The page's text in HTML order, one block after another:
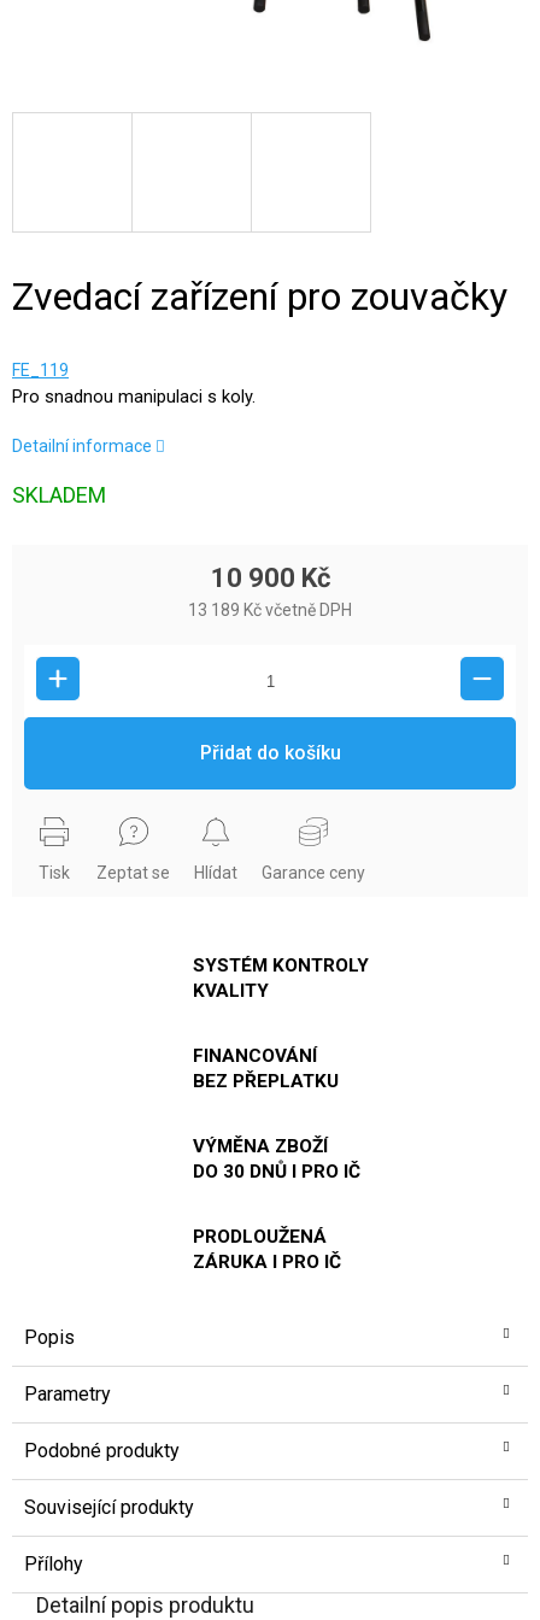
Zvedací zařízení pro zouvačky
FE_119
Pro snadnou manipulaci s koly.
Detailní informace
SKLADEM
10 900 Kč
13 189 Kč včetně DPH
Přidat do košíku
Tisk Zeptat se Hlídat Garance ceny
SYSTÉM KONTROLY
KVALITY
FINANCOVÁNÍ
BEZ PŘEPLATKU
VÝMĚNA ZBOŽÍ
DO 30 DNŮ I PRO IČ
PRODLOUŽENÁ
ZÁRUKA I PRO IČ
Popis
Parametry
Podobné produkty
Související produkty
Přílohy
Detailní popis produktu